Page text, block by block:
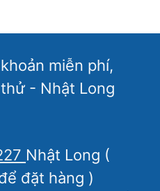
miễn phí,
- Nhật Long
Nhật Long (
đặt hàng )